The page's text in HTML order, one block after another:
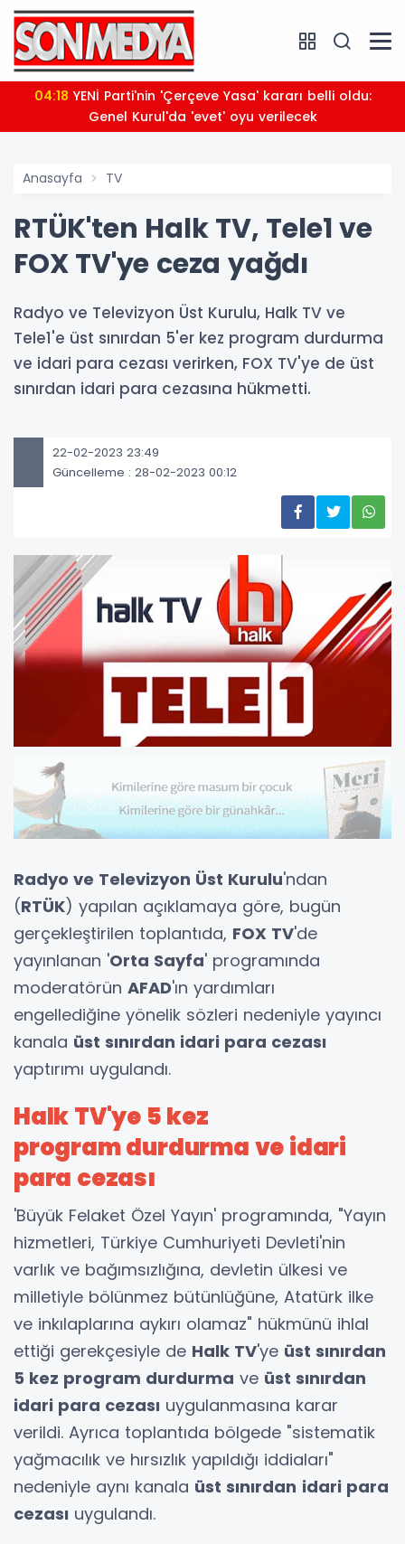
04:18
Genel Kurul'da 'evet' oyu verilecek
Anasayfa TV
RTÜK'ten Halk TV, Tele1 ve
FOX TV'ye ceza yağdı
Radyo ve Televizyon Üst Kurulu, Halk TV ve
Tele1'e üst sınırdan 5'er kez program durdurma
ve idari para cezası verirken, FOX TV'ye de üst
sınırdan idari para cezasına hükmetti.
22-02-2023 23:49
Güncelleme : 28-02-2023 00:12
Radyo ve Televizyon Üst Kurulu'ndan
(RTÜK) yapılan açıklamaya göre, bugün
gerçekleştirilen toplantıda, FOX TV'de
yayınlanan 'Orta Sayfa' programında
moderatörün AFAD'ın yardımları
engellediğine yönelik sözleri nedeniyle yayıncı
kanala üst sınırdan idari para cezası
yaptırımı uygulandı.
Halk TV'ye 5 kez
program durdurma ve idari
para cezası
'Büyük Felaket Özel Yayın' programında, "Yayın
hizmetleri, Türkiye Cumhuriyeti Devleti'nin
varlık ve bağımsızlığına, devletin ülkesi ve
milletiyle bölünmez bütünlüğüne, Atatürk ilke
ve inkılaplarına aykırı olamaz" hükmünü ihlal
ettiği gerekçesiyle de Halk TV'ye üst sınırdan
5 kez program durdurma ve üst sınırdan
idari para cezası uygulanmasına karar
verildi. Ayrıca toplantıda bölgede "sistematik
yağmacılık ve hırsızlık yapıldığı iddiaları"
nedeniyle aynı kanala üst sınırdan idari para
cezası uygulandı.